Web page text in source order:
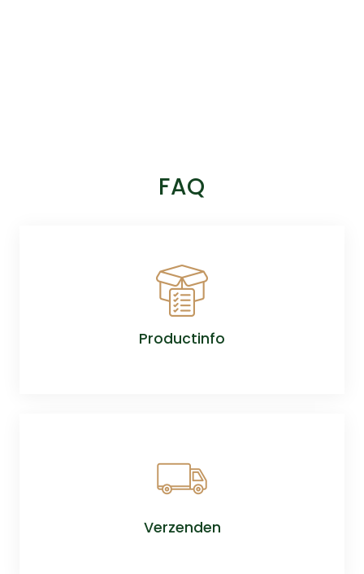
FAQ
Productinfo
Verzenden